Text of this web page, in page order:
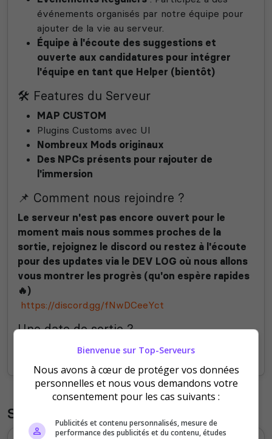
événements organisés par notre équipe pour
ajouter de la vie au serveur.
Équipe à l'écoute des suggestions et
ouverte aux candidatures pour intégrer
l'équipe en tant que Helper (bientôt)
🛠️ Features du Serveur
MAP CUSTOM
Plugins Customs avec UI
Nombreux Mods originaux
Des NPCs présents pour rajouter de
l'immersion
📌 Comment nous rejoindre ?
Le serveur n'est pas encore ouvert pour le
moment mais nous sommes proches de la
sortie, rejoignez le discord ou restez à l'écoute
pour des updates via le DEV LOG où nous allons
vous montrer les progrès (qu'on espère rapides
🔥)
https://discord.gg/fNwDCeeYct
Une date de sortie ?
Sortie dans environ1 semaine et demi
Statistiques
Bienvenue sur Top-Serveurs
Nous avons à cœur de protéger vos données
personnelles et nous vous demandons votre
consentement pour les cas suivants :
Publicités et contenu personnalisés, mesure de
performance des publicités et du contenu, études